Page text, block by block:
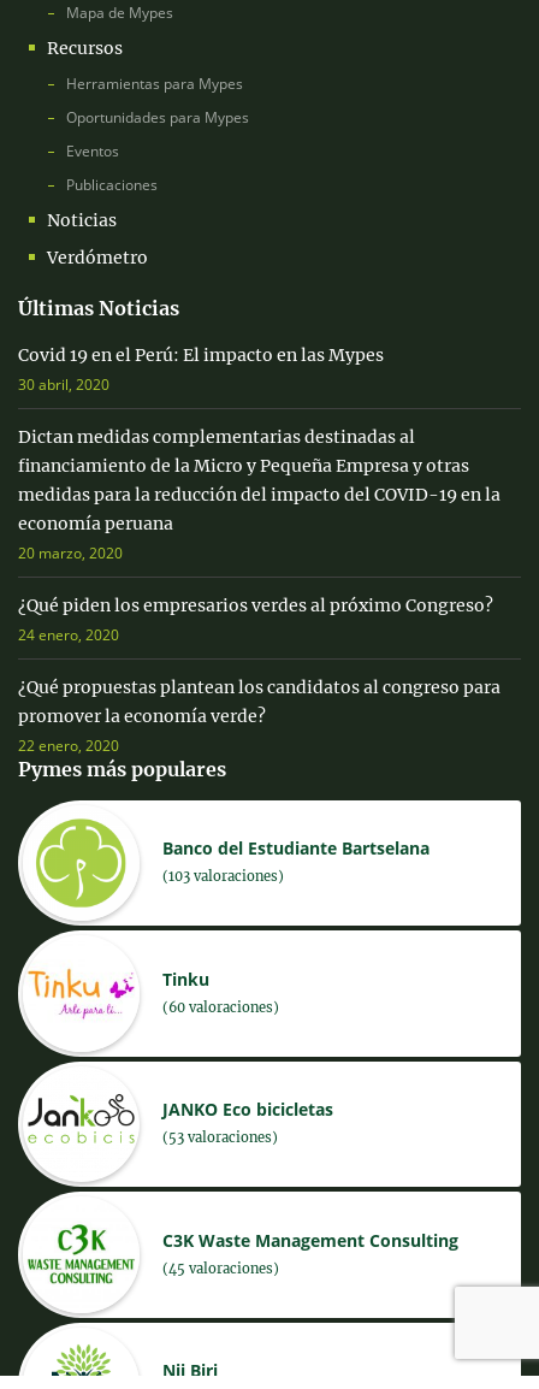
Mapa de Mypes
Recursos
Herramientas para Mypes
Oportunidades para Mypes
Eventos
Publicaciones
Noticias
Verdómetro
Últimas Noticias
Covid 19 en el Perú: El impacto en las Mypes
30 abril, 2020
Dictan medidas complementarias destinadas al
financiamiento de la Micro y Pequeña Empresa y otras
medidas para la reducción del impacto del COVID-19 en la
economía peruana
20 marzo, 2020
¿Qué piden los empresarios verdes al próximo Congreso?
24 enero, 2020
¿Qué propuestas plantean los candidatos al congreso para
promover la economía verde?
22 enero, 2020
Pymes más populares
Banco del Estudiante Bartselana
(103 valoraciones)
Tinku
(60 valoraciones)
JANKO Eco bicicletas
(53 valoraciones)
C3K Waste Management Consulting
(45 valoraciones)
Nii Biri